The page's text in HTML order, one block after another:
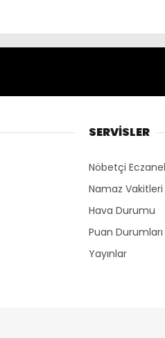
SERVİSLER
Nöbetçi
Namaz Vakitleri
Hava Durumu
Puan Durumları
Yayınlar